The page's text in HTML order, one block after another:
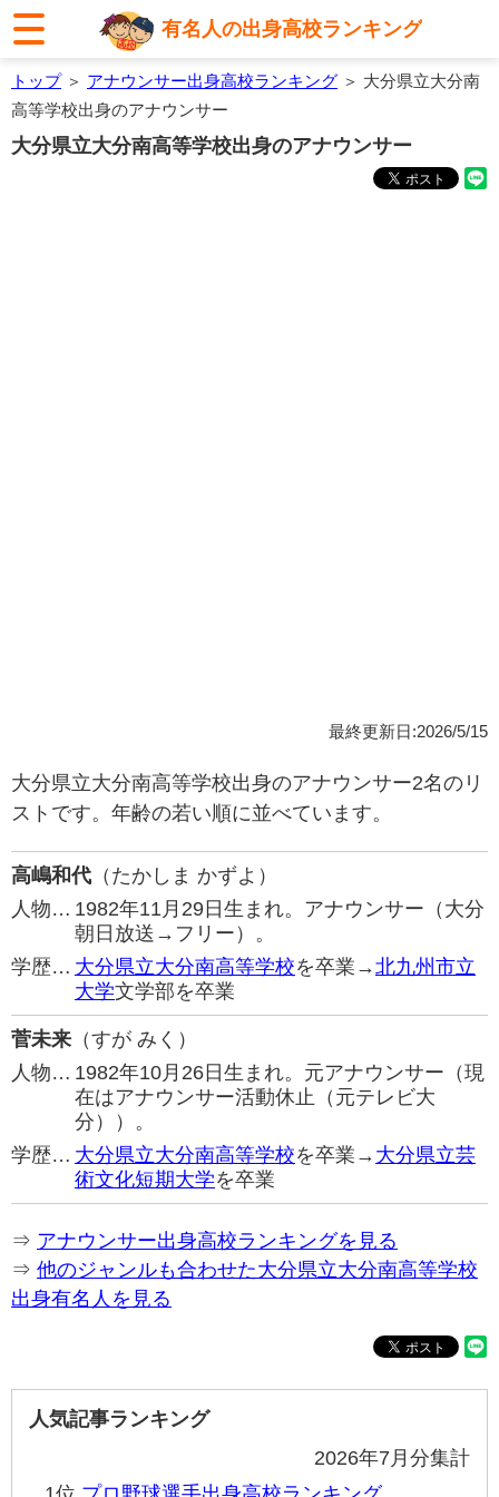
有名人の出身高校ランキング
トップ＞ アナウンサー出身高校ランキング ＞ 大分県立大分南
高等学校出身のアナウンサー
大分県立大分南高等学校出身のアナウンサー
最終更新日:2026/5/15
大分県立大分南高等学校出身のアナウンサー2名のリ
ストです。年齢の若い順に並べています。
高嶋和代 （たかしま かずよ）
人物… 1982年11月29日生まれ。アナウンサー（大分
朝日放送→フリー）。
学歴… 大分県立大分南高等学校を卒業→北九州市立
大学文学部を卒業
菅未来 （すが みく）
人物… 1982年10月26日生まれ。元アナウンサー（現
在はアナウンサー活動休止（元テレビ大
分））。
学歴… 大分県立大分南高等学校を卒業→ 大分県立芸
術文化短期大学を卒業
⇒ アナウンサー出身高校ランキングを見る
⇒ 他のジャンルも合わせた大分県立大分南高等学校
出身有名人を見る
人気記事ランキング
2026年7月分集計